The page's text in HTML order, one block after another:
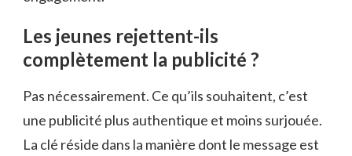
Les jeunes rejettent-ils
complètement la publicité ?
Pas nécessairement. Ce qu’ils souhaitent, c’est
une publicité plus authentique et moins surjouée.
La clé réside dans la manière dont le message est